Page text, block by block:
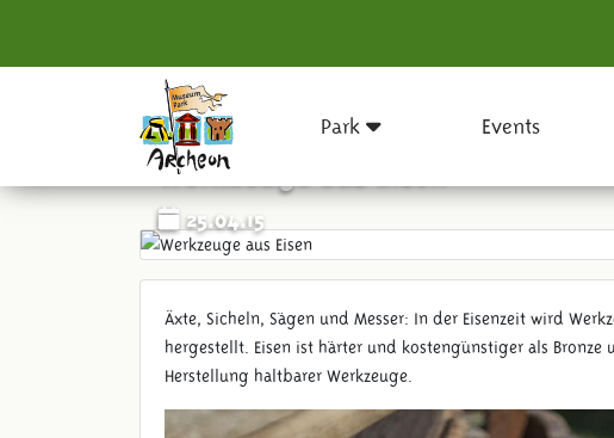
Park Events
Werkzeuge aus Eisen
25.04.15
Äxte, Sicheln, Sägen und Messer: In der Eisenzeit wird
hergestellt. Eisen ist härter und kostengünstiger als
Herstellung haltbarer Werkzeuge.